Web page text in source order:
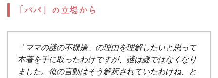
「パパ」の立場から
「ママの謎の不機嫌」の理由を理解したいと思って
本著を手に取ったわけですが、謎は謎ではなくなり
ました。俺の言動はそう解釈されていたわけね、と